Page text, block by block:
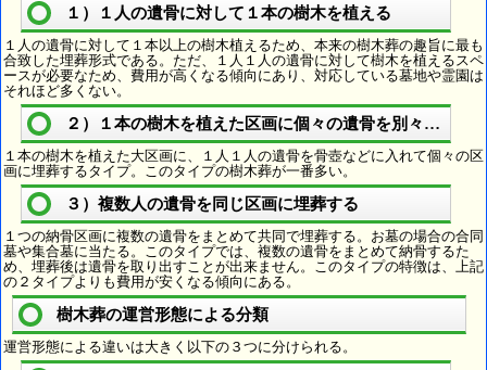
１）１人の遺骨に対して１本の樹木を植える
１人の遺骨に対して１本以上の樹木植えるため、本来の樹木葬の趣旨に最も
合致した埋葬形式である。ただ、１人１人の遺骨に対して樹木を植えるスペ
ースが必要なため、費用が高くなる傾向にあり、対応している墓地や霊園は
それほど多くない。
２）１本の樹木を植えた区画に個々の遺骨を別々に埋葬
１本の樹木を植えた大区画に、１人１人の遺骨を骨壺などに入れて個々の区
画に埋葬するタイプ。このタイプの樹木葬が一番多い。
３）複数人の遺骨を同じ区画に埋葬する
１つの納骨区画に複数の遺骨をまとめて共同で埋葬する。お墓の場合の合同
墓や集合墓に当たる。このタイプでは、複数の遺骨をまとめて納骨するた
め、埋葬後は遺骨を取り出すことが出来ません。このタイプの特徴は、上記
の２タイプよりも費用が安くなる傾向にある。
樹木葬の運営形態による分類
運営形態による違いは大きく以下の３つに分けられる。